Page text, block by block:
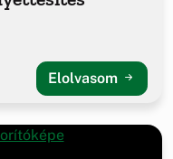
Elolvasom